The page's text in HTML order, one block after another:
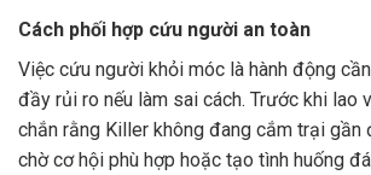
Cách phối hợp cứu người an toàn
Việc cứu người khỏi móc là hành động
đầy rủi ro nếu làm sai cách. Trước khi lao
chắn rằng Killer không đang cắm trại gần
chờ cơ hội phù hợp hoặc tạo tình huống